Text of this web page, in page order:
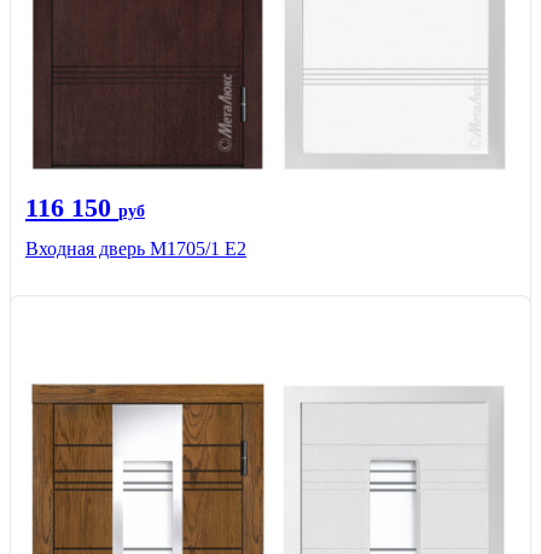
116 150 руб
Входная дверь М1705/1 Е2